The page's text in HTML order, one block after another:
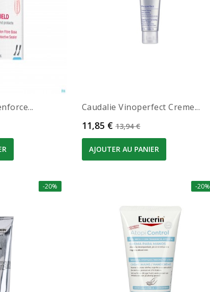
Caudalie Vinoperfect Creme...
Prix
11,85 € Prix de base
13,94 €
AJOUTER AU PANIER
-20% -20%